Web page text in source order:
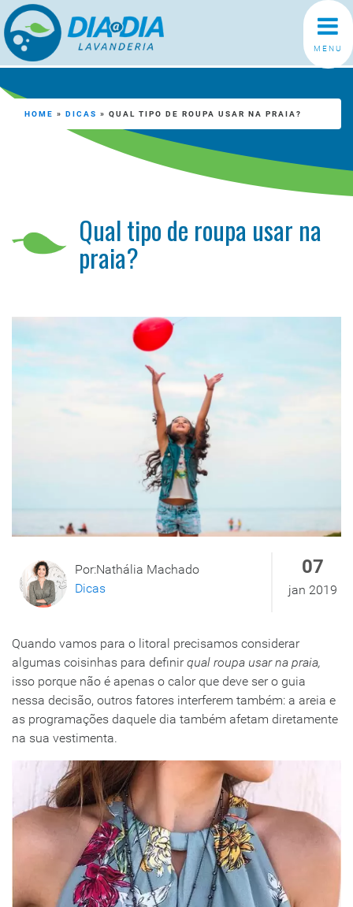
MENU
Qual tipo de roupa usar na
praia?
HOME » DICAS » QUAL TIPO DE ROUPA USAR NA PRAIA?
Por:Nathália Machado
Dicas
07
jan 2019
Quando vamos para o litoral precisamos considerar
algumas coisinhas para definirqual roupa usar na praia,
isso porque não é apenas o calor que deve ser o guia
nessa decisão, outros fatores interferem também: a areia e
as programações daquele dia também afetam diretamente
na sua vestimenta.